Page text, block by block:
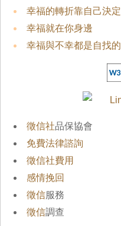
幸福的轉折靠自己決定
幸福就在你身邊
幸福與不幸都是自找的
徵信社品保協會
免費法律諮詢
徵信社費用
感情挽回
徵信服務
徵信調查